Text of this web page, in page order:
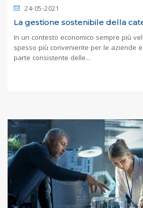
24-05-2021
La gestione sostenibile della
In un contesto economico sempre più
spesso più conveniente per le aziende
parte consistente delle...